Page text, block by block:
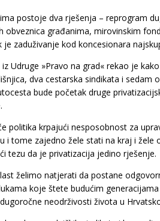
postoje dva rješenja – reprogram
obveznica građanima, mirovinskim
zaduživanje kod koncesionara
Udruge »Pravo na grad« rekao je
dva cestarska sindikata i sedam
bude početak druge
politika krpajući nesposobnost za
i tome zajedno žele stati na kraj i žele
tezu da je privatizacija jedino rješenje.
želimo natjerati da postane
koje štete budućim
neodrživosti života u